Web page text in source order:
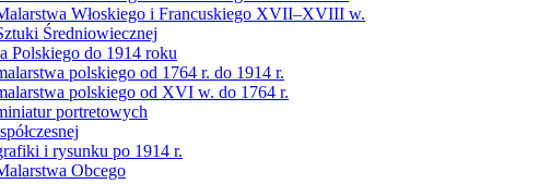
Włoskiego i Francuskiego XVII–XVIII w.
Średniowiecznej
Polskiego do 1914 roku
polskiego od 1764 r. do 1914 r.
polskiego od XVI w. do 1764 r.
portretowych
i rysunku po 1914 r.
Obcego